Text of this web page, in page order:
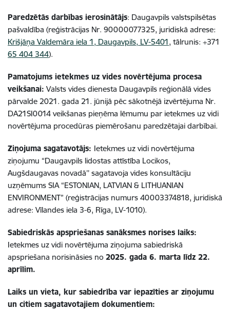
Paredzētās darbības ierosinātājs: Daugavpils valstspilsētas
pašvaldība (reģistrācijas Nr. 90000077325, juridiskā adrese:
Krišjāņa Valdemāra iela 1, Daugavpils, LV-5401, tālrunis: +371
65 404 344).
Pamatojums ietekmes uz vides novērtējuma procesa
veikšanai: Valsts vides dienesta Daugavpils reģionālā vides
pārvalde 2021. gada 21. jūnijā pēc sākotnējā izvērtējuma Nr.
DA21SI0014 veikšanas pieņēma lēmumu par ietekmes uz vidi
novērtējuma procedūras piemērošanu paredzētajai darbībai.
Ziņojuma sagatavotājs: Ietekmes uz vidi novērtējuma
ziņojumu “Daugavpils lidostas attīstība Locikos,
Augšdaugavas novadā’’ sagatavoja vides konsultāciju
uzņēmums SIA “ESTONIAN, LATVIAN & LITHUANIAN
ENVIRONMENT” (reģistrācijas numurs 40003374818, juridiskā
adrese: Vīlandes iela 3-6, Rīga, LV-1010).
Sabiedriskās apspriešanas sanāksmes norises laiks:
Ietekmes uz vidi novērtējuma ziņojuma sabiedriskā
apspriešana norisināsies no 2025. gada 6. marta līdz 22.
aprīlim.
Laiks un vieta, kur sabiedrība var iepazīties ar ziņojumu
un citiem sagatavotajiem dokumentiem: